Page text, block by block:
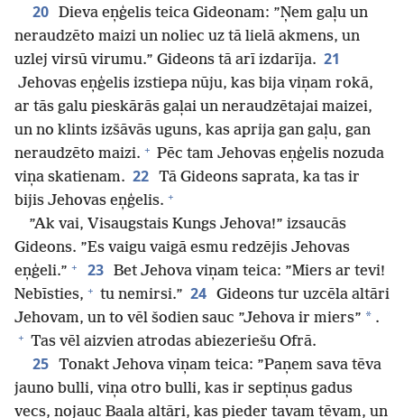
20 Dieva eņģelis teica Gideonam: ”Ņem gaļu un
neraudzēto maizi un noliec uz tā lielā akmens, un
uzlej virsū virumu.” Gideons tā arī izdarīja. 21
Jehovas eņģelis izstiepa nūju, kas bija viņam rokā,
ar tās galu pieskārās gaļai un neraudzētajai maizei,
un no klints izšāvās uguns, kas aprija gan gaļu, gan
neraudzēto maizi. + Pēc tam Jehovas eņģelis nozuda
viņa skatienam. 22 Tā Gideons saprata, ka tas ir
bijis Jehovas eņģelis. +
”Ak vai, Visaugstais Kungs Jehova!” izsaucās
Gideons. ”Es vaigu vaigā esmu redzējis Jehovas
eņģeli.” + 23 Bet Jehova viņam teica: ”Miers ar tevi!
Nebīsties, + tu nemirsi.” 24 Gideons tur uzcēla altāri
Jehovam, un to vēl šodien sauc ”Jehova ir miers” * .
+ Tas vēl aizvien atrodas abiezeriešu Ofrā.
25 Tonakt Jehova viņam teica: ”Paņem sava tēva
jauno bulli, viņa otro bulli, kas ir septiņus gadus
vecs, nojauc Baala altāri, kas pieder tavam tēvam, un